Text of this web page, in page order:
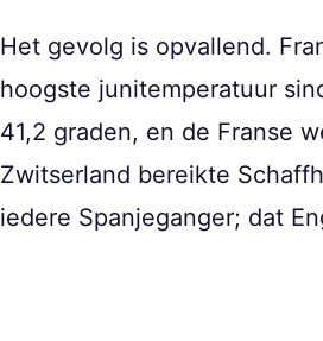
Het gevolg is opvallend.
hoogste junitemperatuur
41,2 graden, en de Franse
Zwitserland bereikte
iedere Spanjeganger; dat